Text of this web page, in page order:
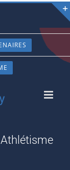
Athlétisme